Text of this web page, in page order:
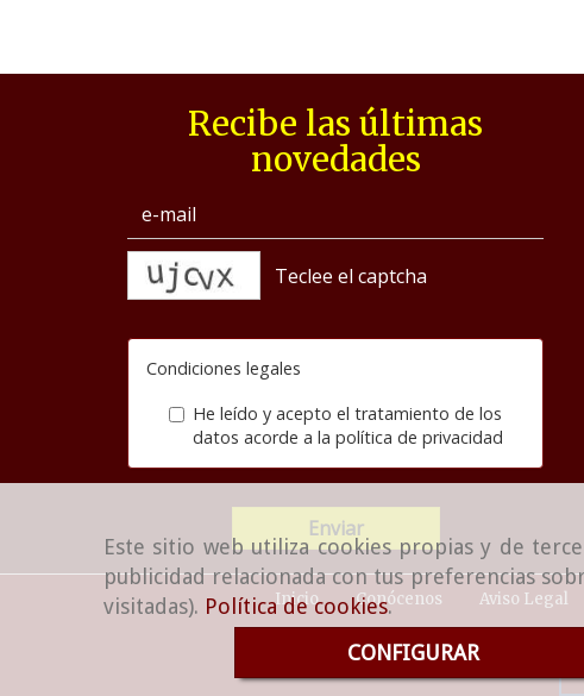
Este sitio web utiliza cookies propias y de
publicidad relacionada con tus preferencias
visitadas). Política de cookies.
CONFIGURAR
Recibe las últimas
novedades
Condiciones legales
He leído y acepto el tratamiento de los
datos acorde a la política de privacidad
Enviar
Inicio Conócenos Aviso Legal